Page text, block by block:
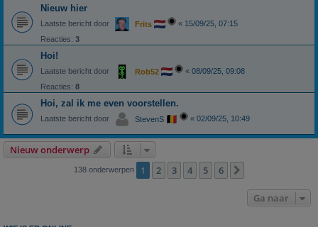
Nieuw hier
Laatste bericht door Frits « 15/09/25, 07:15
Reacties: 3
Hoi!
Laatste bericht door Rob52 « 08/09/25, 09:08
Reacties: 8
Hoi, zal ik me even voorstellen.
Laatste bericht door StevenS « 02/09/25, 10:49
Nieuw onderwerp
138 onderwerpen 1 2 3 4 5 6
Ga naar